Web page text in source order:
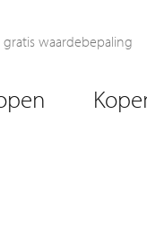
gratis waardebepaling